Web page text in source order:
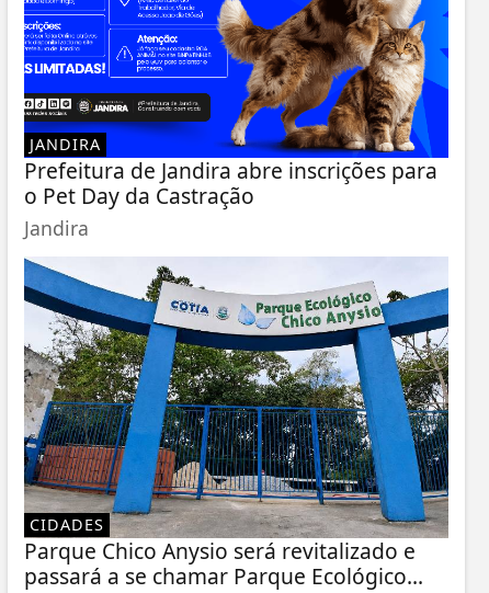
JANDIRA
Prefeitura de Jandira abre inscrições para
o Pet Day da Castração
Jandira
CIDADES
Parque Chico Anysio será revitalizado e
passará a se chamar Parque Ecológico...